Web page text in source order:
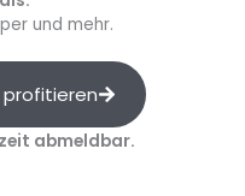
neueste Projekt der
und mehr.
profitieren
abmeldbar.